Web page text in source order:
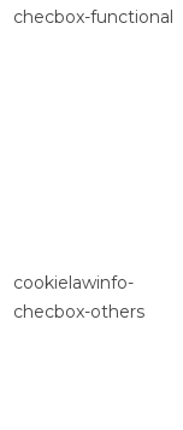
checbox-functional
cookielawinfo-
checbox-others